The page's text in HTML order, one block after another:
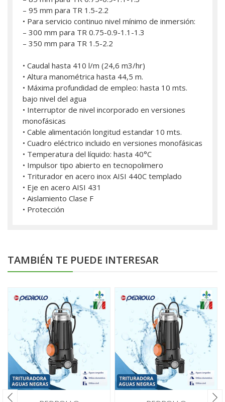
– 95 mm para TR 1.5-2.2
• Para servicio continuo nivel mínimo de inmersión:
– 300 mm para TR 0.75-0.9-1.1-1.3
– 350 mm para TR 1.5-2.2
• Caudal hasta 410 l/m (24,6 m3/hr)
• Altura manométrica hasta 44,5 m.
• Máxima profundidad de empleo: hasta 10 mts.
bajo nivel del agua
• Interruptor de nivel incorporado en versiones
monofásicas
• Cable alimentación longitud estandar 10 mts.
• Cuadro eléctrico incluido en versiones monofásicas
• Temperatura del líquido: hasta 40°C
• Impulsor tipo abierto en tecnopolimero
• Triturador en acero inox AISI 440C templado
• Eje en acero AISI 431
• Aislamiento Clase F
• Protección
TAMBIÉN TE PUEDE INTERESAR